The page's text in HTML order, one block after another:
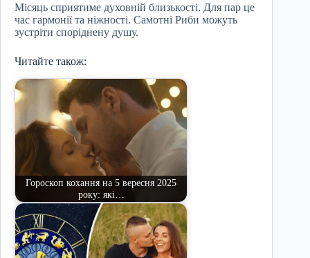
Місяць сприятиме духовній близькості. Для пар це
час гармонії та ніжності. Самотні Риби можуть
зустріти споріднену душу.
Читайте також:
Гороскоп кохання на 5 вересня 2025
року: які…